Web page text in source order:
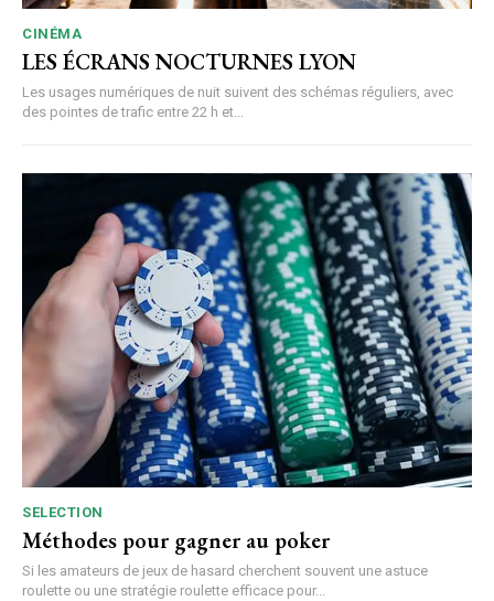
CINÉMA
LES ÉCRANS NOCTURNES LYON
Les usages numériques de nuit suivent des schémas réguliers, avec
des pointes de trafic entre 22 h et...
SELECTION
Méthodes pour gagner au poker
Si les amateurs de jeux de hasard cherchent souvent une astuce
roulette ou une stratégie roulette efficace pour...